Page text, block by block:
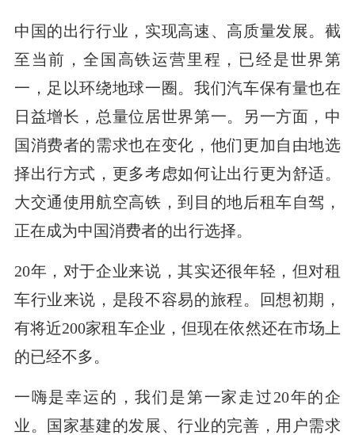
中国的出行行业，实现高速、高质量发展。截
至当前，全国高铁运营里程，已经是世界第
一，足以环绕地球一圈。我们汽车保有量也在
日益增长，总量位居世界第一。另一方面，中
国消费者的需求也在变化，他们更加自由地选
择出行方式，更多考虑如何让出行更为舒适。
大交通使用航空高铁，到目的地后租车自驾，
正在成为中国消费者的出行选择。
20年，对于企业来说，其实还很年轻，但对租
车行业来说，是段不容易的旅程。回想初期，
有将近200家租车企业，但现在依然还在市场上
的已经不多。
一嗨是幸运的，我们是第一家走过20年的企
业。国家基建的发展、行业的完善，用户需求